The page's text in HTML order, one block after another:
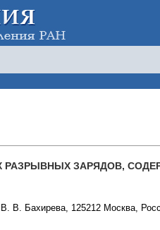
ЗАРЯДОВ,
В. Бахирева, 125212 Москва,